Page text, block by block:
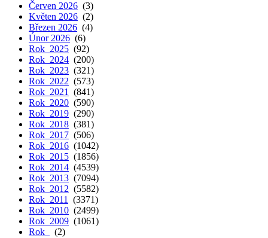
Červen 2026 (3)
Květen 2026 (2)
Březen 2026 (4)
Únor 2026 (6)
Rok 2025 (92)
Rok 2024 (200)
Rok 2023 (321)
Rok 2022 (573)
Rok 2021
(841)
Rok 2020 (590)
Rok 2019 (290)
Rok 2018 (381)
Rok 2017 (506)
Rok 2016 (1042)
Rok 2015 (1856)
Rok 2014 (4539)
Rok 2013 (7094)
Rok 2012 (5582)
Rok 2011
(3371)
Rok 2010 (2499)
Rok 2009 (1061)
Rok
(2)